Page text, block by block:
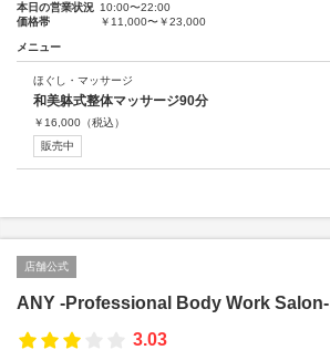
本日の営業状況 10:00〜22:00
価格帯
￥11,000〜￥23,000
メニュー
ほぐし・マッサージ
和美躰式整体マッサージ90分
￥ 16,000 （税込）
販売中
店舗公式
ANY -Professional Body Work Salon-
3.03